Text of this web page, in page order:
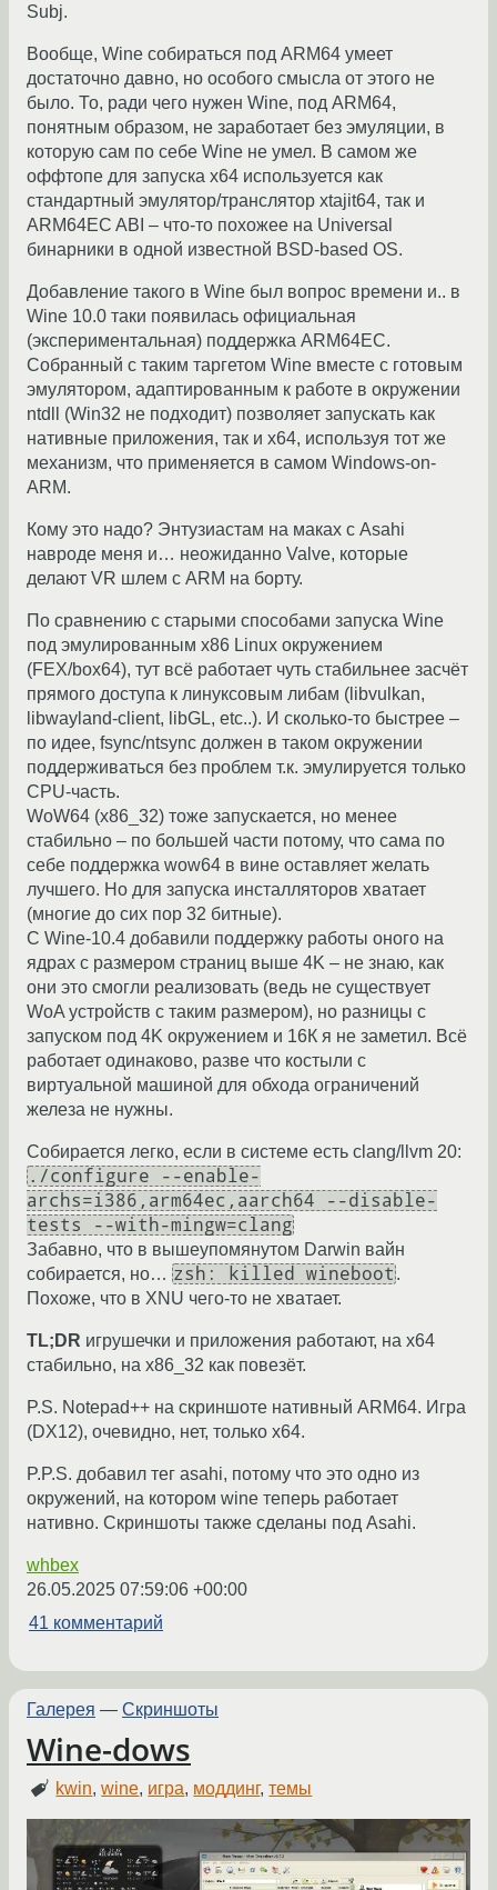
Subj.
Вообще, Wine собираться под ARM64 умеет
достаточно давно, но особого смысла от этого не
было. То, ради чего нужен Wine, под ARM64,
понятным образом, не заработает без эмуляции, в
которую сам по себе Wine не умел. В самом же
оффтопе для запуска x64 используется как
стандартный эмулятор/транслятор xtajit64, так и
ARM64EC ABI – что-то похожее на Universal
бинарники в одной известной BSD-based OS.
Добавление такого в Wine был вопрос времени и.. в
Wine 10.0 таки появилась официальная
(экспериментальная) поддержка ARM64EC.
Собранный с таким таргетом Wine вместе с готовым
эмулятором, адаптированным к работе в окружении
ntdll (Win32 не подходит) позволяет запускать как
нативные приложения, так и x64, используя тот же
механизм, что применяется в самом Windows-on-
ARM.
Кому это надо? Энтузиастам на маках с Asahi
навроде меня и… неожиданно Valve, которые
делают VR шлем с ARM на борту.
По сравнению с старыми способами запуска Wine
под эмулированным x86 Linux окружением
(FEX/box64), тут всё работает чуть стабильнее засчёт
прямого доступа к линуксовым либам (libvulkan,
libwayland-client, libGL, etc..). И сколько-то быстрее –
по идее, fsync/ntsync должен в таком окружении
поддерживаться без проблем т.к. эмулируется только
CPU-часть.
WoW64 (x86_32) тоже запускается, но менее
стабильно – по большей части потому, что сама по
себе поддержка wow64 в вине оставляет желать
лучшего. Но для запуска инсталляторов хватает
(многие до сих пор 32 битные).
С Wine-10.4 добавили поддержку работы оного на
ядрах с размером страниц выше 4K – не знаю, как
они это смогли реализовать (ведь не существует
WoA устройств с таким размером), но разницы с
запуском под 4K окружением и 16К я не заметил. Всё
работает одинаково, разве что костыли с
виртуальной машиной для обхода ограничений
железа не нужны.
Собирается легко, если в системе есть clang/llvm 20:
./configure --enable-
archs=i386,arm64ec,aarch64 --disable-
tests --with-mingw=clang
Забавно, что в вышеупомянутом Darwin вайн
собирается, но… zsh: killed wineboot .
Похоже, что в XNU чего-то не хватает.
TL;DR игрушечки и приложения работают, на x64
стабильно, на x86_32 как повезёт.
P.S. Notepad++ на скриншоте нативный ARM64. Игра
(DX12), очевидно, нет, только x64.
P.P.S. добавил тег asahi, потому что это одно из
окружений, на котором wine теперь работает
нативно. Скриншоты также сделаны под Asahi.
whbex
26.05.2025 07:59:06 +00:00
41 комментарий
Галерея — Скриншоты
Wine-dows
kwin,wine, игра, моддинг,темы